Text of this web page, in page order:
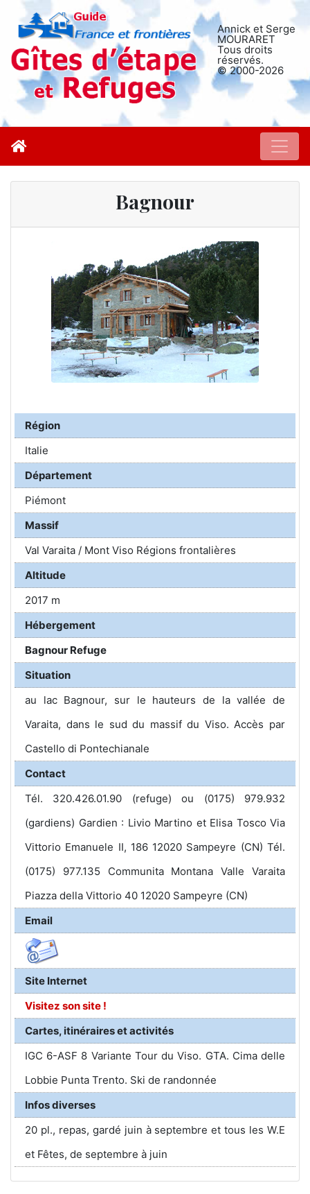
Annick et Serge
MOURARET
Tous droits
réservés.
© 2000-2026
Bagnour
Région
Italie
Département
Piémont
Massif
Val Varaita / Mont Viso Régions frontalières
Altitude
2017 m
Hébergement
Bagnour Refuge
Situation
au lac Bagnour, sur le hauteurs de la vallée de
Varaita, dans le sud du massif du Viso. Accès par
Castello di Pontechianale
Contact
Tél. 320.426.01.90 (refuge) ou (0175) 979.932
(gardiens) Gardien : Livio Martino et Elisa Tosco Via
Vittorio Emanuele II, 186 12020 Sampeyre (CN) Tél.
(0175) 977.135 Communita Montana Valle Varaita
Piazza della Vittorio 40 12020 Sampeyre (CN)
Email
Site Internet
Visitez son site !
Cartes, itinéraires et activités
IGC 6-ASF 8 Variante Tour du Viso. GTA. Cima delle
Lobbie Punta Trento. Ski de randonnée
Infos diverses
20 pl., repas, gardé juin à septembre et tous les W.E
et Fêtes, de septembre à juin